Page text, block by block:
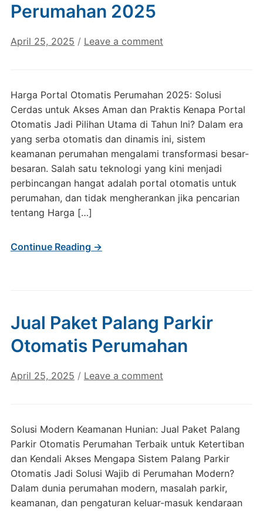
Perumahan 2025
April 25, 2025 / Leave a comment
Harga Portal Otomatis Perumahan 2025: Solusi
Cerdas untuk Akses Aman dan Praktis Kenapa Portal
Otomatis Jadi Pilihan Utama di Tahun Ini? Dalam era
yang serba otomatis dan dinamis ini, sistem
keamanan perumahan mengalami transformasi besar-
besaran. Salah satu teknologi yang kini menjadi
perbincangan hangat adalah portal otomatis untuk
perumahan, dan tidak mengherankan jika pencarian
tentang Harga […]
Continue Reading →
Jual Paket Palang Parkir
Otomatis Perumahan
April 25, 2025 / Leave a comment
Solusi Modern Keamanan Hunian: Jual Paket Palang
Parkir Otomatis Perumahan Terbaik untuk Ketertiban
dan Kendali Akses Mengapa Sistem Palang Parkir
Otomatis Jadi Solusi Wajib di Perumahan Modern?
Dalam dunia perumahan modern, masalah parkir,
keamanan, dan pengaturan keluar-masuk kendaraan